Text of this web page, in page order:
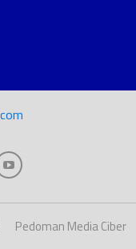
Pedoman Media Ciber